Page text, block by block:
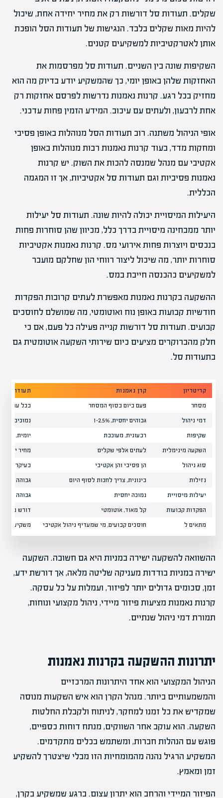
שקלים. תעודות סל דורשות רק את מחיר יחידה אחת, שיכול
להיות מאות שקלים בלבד. הנגישות של תעודות הסל הופכת
אותן לאטרקטיביות למשקיעים קטנים.
השקיפות שונה בין השניים. תעודות סל מפרסמות את
האחזקות שלהן באופן יומי, כך שהמשקיע יודע בדיוק מה הוא
מחזיק בכל רגע. קרנות נאמנות נדרשות לפרסם אחזקות רק
אחת לרבעון, ולעתים עם עיכוב. המידע הזמין פחות עדכני.
אופי הניהול משתנה. רוב תעודות הסל מנוהלות באופן פסיבי
ומחקות מדד, בעוד קרנות נאמנות רבות מנוהלות באופן
אקטיבי עם מנהל שמנסה להכות את השוק. יש קרנות
נאמנות פסיביות וגם תעודות סל אקטיביות, אך זו המגמה
הכללית.
היעילות המיסויית יכולה להיות שונה. תעודות סל יעילות
יותר ממבחינה מיסויית בדרך כלל, מכיוון שהן סוחרות פחות
בנכסים ויוצרות פחות אירועי מס. קרנות נאמנות אקטיביות
סוחרות יותר, מה שיכול ליצור רווחי הון שחלקם מועבר
למשקיעים כהכנסה חייבת במס.
ההשקעה בקרנות נאמנות מאפשרת לעתים קרובות הפקדות
חודשיות קבועות באופן נוח ואוטומטי, מה שמושלם לחוסכים
קבועים. תעודות סל דורשות קנייה פעילה כל פעם, אם כי
חלק מהברוקרים מציעים כיום שירותי השקעה אוטומטית גם
בתעודות סל.
קריטריון קרן נאמנות תעודת סל
מסחר פעם ביום בסוף המסחר בכל עת
דמי ניהול גבוהים יחסית, 1-2.5% נמוכים, 0.1-1%
שקיפות רבעונית, מעוכבת יומית, מלאה
השקעה מינימלית לעתים אלפי שקלים מחיר
סוג ניהול הן פסיבי והן אקטיבי בעיקר
נזילות בינונית, צריך לחכות לסוף היום גבוהה מאוד
יעילות מיסויית נמוכה יחסית גבוהה
הפקדות קבועות קל מאוד, אוטומטי דורש
מתאים ל חוסכים קבועים, מי שמעדיף ניהול אקטיבי משקיעים
ההשוואה להשקעה ישירה במניות היא גם חשובה. השקעה
ישירה במניות בודדות מעניקה שליטה מלאה, אך דורשת ידע,
זמן, סכומים גדולים יותר לפיזור, ועמלות על כל עסקה.
קרנות נאמנות מציעות פיזור מיידי, ניהול מקצועי ונוחות,
תמורת דמי ניהול שנתיים.
יתרונות ההשקעה בקרנות נאמנות
הניהול המקצועי הוא אחד היתרונות המרכזיים
והמשמעותיים ביותר. מנהל הקרן הוא איש השקעות מנוסה
שמקדיש את כל זמנו למחקר, לניתוח ולקבלת החלטות
השקעה. הוא עוקב אחר השווקים, מנתח דוחות כספיים,
פוגש עם הנהלות חברות, ומשתמש בכלים מתקדמים.
המשקיע הרגיל נהנה מהמומחיות הזו מבלי שיצטרך להשקיע
זמן ומאמץ.
הפיזור המיידי והרחב הוא יתרון עצום. ברגע שמשקיע בקרן,